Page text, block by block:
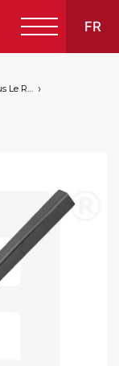
FR
Deutsch
Travail Sous Le Rang